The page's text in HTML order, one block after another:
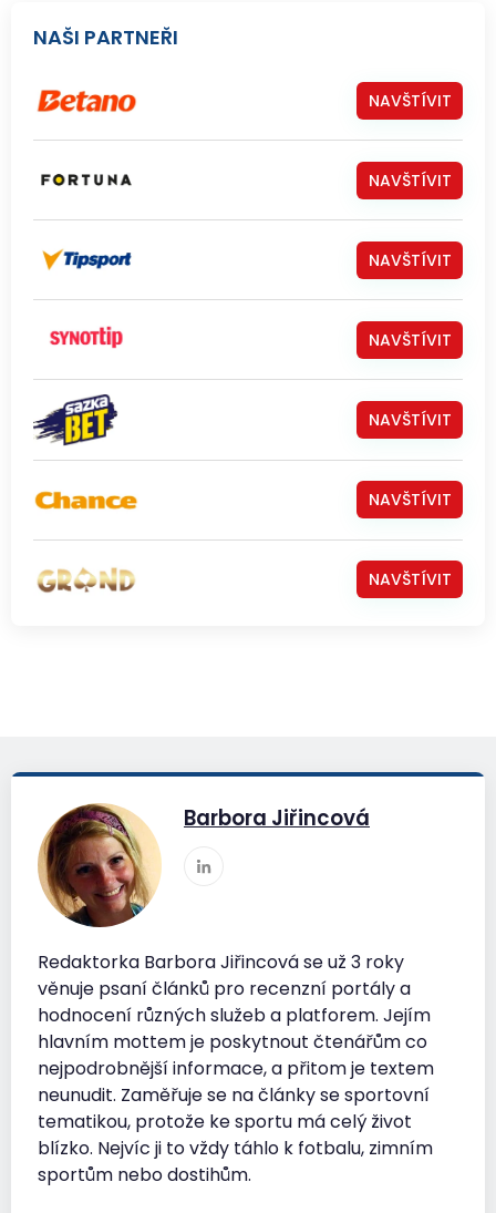
NAŠI PARTNEŘI
NAVŠTÍVIT
NAVŠTÍVIT
NAVŠTÍVIT
NAVŠTÍVIT
NAVŠTÍVIT
NAVŠTÍVIT
NAVŠTÍVIT
Barbora Jiřincová
Redaktorka Barbora Jiřincová se už 3 roky
věnuje psaní článků pro recenzní portály a
hodnocení různých služeb a platforem. Jejím
hlavním mottem je poskytnout čtenářům co
nejpodrobnější informace, a přitom je textem
neunudit. Zaměřuje se na články se sportovní
tematikou, protože ke sportu má celý život
blízko. Nejvíc ji to vždy táhlo k fotbalu, zimním
sportům nebo dostihům.